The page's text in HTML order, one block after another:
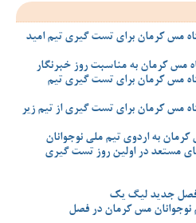
مس کرمان برای تست گیری تیم امید
مس کرمان به مناسبت روز خبرنگار
مس کرمان برای تست گیری تیم
مس کرمان برای تست گیری از تیم زیر
به اردوی تیم ملی نوجوانان
مستعد در اولین روز تست گیری
فصل جدید لیگ یک
نوجوانان مس کرمان در فصل